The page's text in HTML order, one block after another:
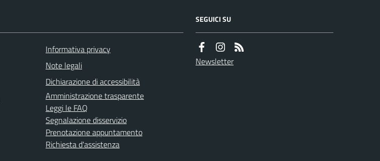
Informativa privacy
Note legali
Dichiarazione di accessibilità
Amministrazione trasparente
Leggi le FAQ
Segnalazione disservizio
Prenotazione appuntamento
Richiesta d'assistenza
SEGUICI SU
Newsletter